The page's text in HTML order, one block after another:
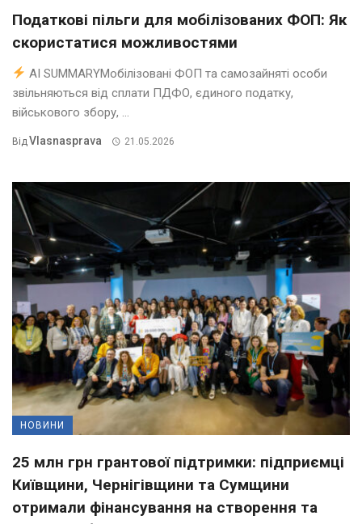
Податкові пільги для мобілізованих ФОП: Як
скористатися можливостями
AI SUMMARYМобілізовані ФОП та самозайняті особи
звільняються від сплати ПДФО, єдиного податку,
військового збору, ...
ВідVlasnasprava 21.05.2026
НОВИНИ
25 млн грн грантової підтримки: підприємці
Київщини, Чернігівщини та Сумщини
отримали фінансування на створення та